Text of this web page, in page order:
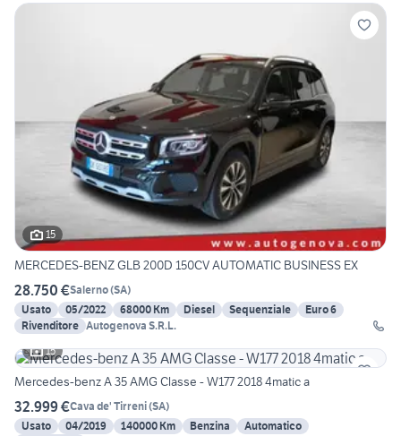
15
MERCEDES-BENZ GLB 200D 150CV AUTOMATIC BUSINESS EX
28.750 €Salerno(SA)
Usato
05/2022 68000 Km Diesel Sequenziale
Euro 6
Rivenditore Autogenova S.R.L.
15
Mercedes-benz A 35 AMG Classe - W177 2018 4matic a
32.999 €Cava de' Tirreni(SA)
Usato
04/2019 140000 Km Benzina
Automatico